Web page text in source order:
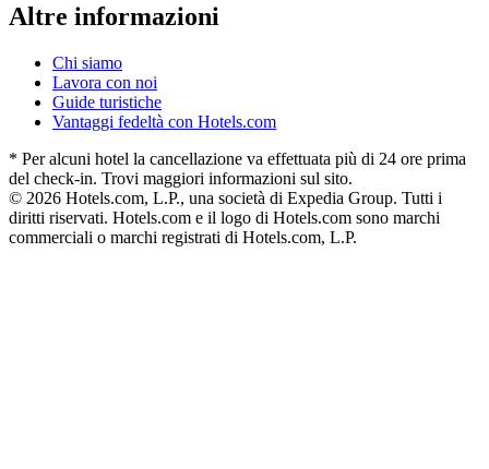
Altre informazioni
Chi siamo
Lavora con noi
Guide turistiche
Vantaggi fedeltà con Hotels.com
* Per alcuni hotel la cancellazione va effettuata più di 24 ore prima
del check-in. Trovi maggiori informazioni sul sito.
© 2026 Hotels.com, L.P., una società di Expedia Group. Tutti i
diritti riservati. Hotels.com e il logo di Hotels.com sono marchi
commerciali o marchi registrati di Hotels.com, L.P.